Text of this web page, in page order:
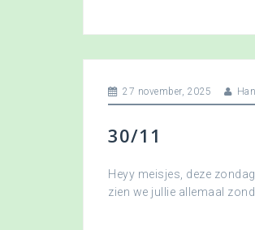
27 november, 2025
30/11
Heyy meisjes, deze
zien we jullie allemaal